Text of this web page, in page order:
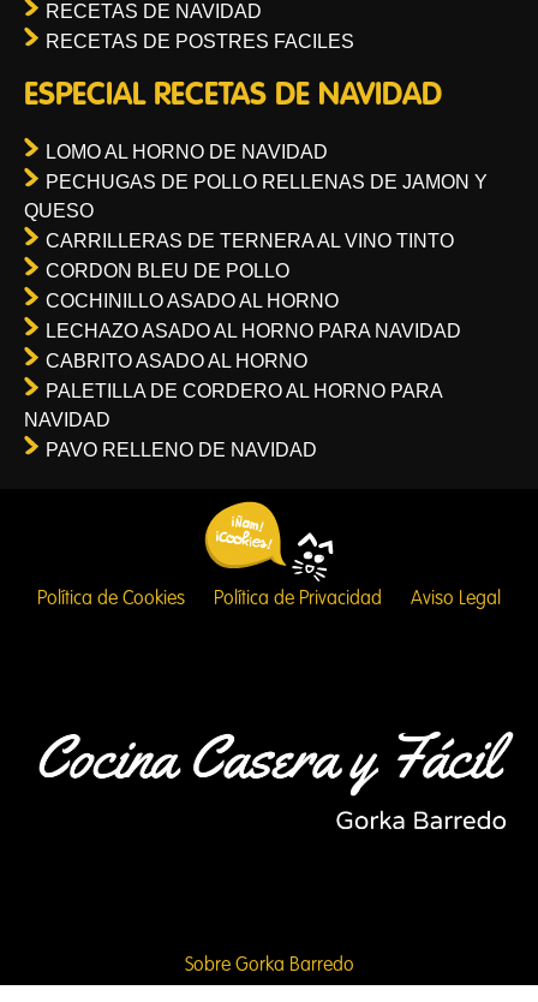
RECETAS DE NAVIDAD
RECETAS DE POSTRES FACILES
ESPECIAL RECETAS DE NAVIDAD
LOMO AL HORNO DE NAVIDAD
PECHUGAS DE POLLO RELLENAS DE JAMON Y
QUESO
CARRILLERAS DE TERNERA AL VINO TINTO
CORDON BLEU DE POLLO
COCHINILLO ASADO AL HORNO
LECHAZO ASADO AL HORNO PARA NAVIDAD
CABRITO ASADO AL HORNO
PALETILLA DE CORDERO AL HORNO PARA
NAVIDAD
PAVO RELLENO DE NAVIDAD
Política de Cookies Política de Privacidad Aviso Legal
Sobre Gorka Barredo